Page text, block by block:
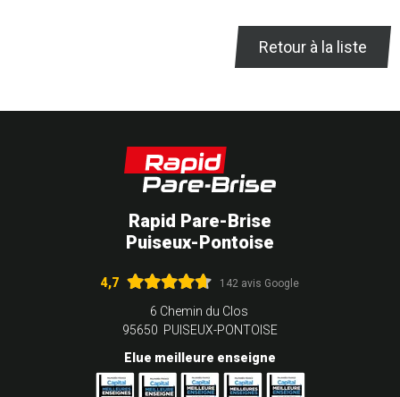
Retour à la liste
Rapid Pare-Brise
Puiseux-Pontoise
4,7 142 avis Google
6 Chemin du Clos
95650 PUISEUX-PONTOISE
Elue meilleure enseigne